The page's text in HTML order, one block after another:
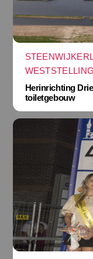
Herinrichting
toiletgebouw